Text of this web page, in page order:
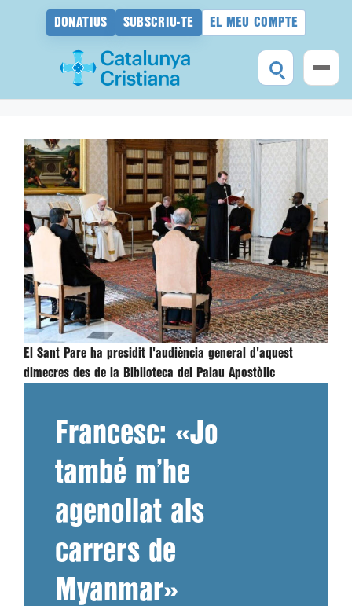
DONATIUS SUBSCRIU-TE EL MEU COMPTE
contingut
El Sant Pare ha presidit l'audiència general d'aquest
dimecres des de la Biblioteca del Palau Apostòlic
Francesc: «Jo
també m’he
agenollat als
carrers de
Myanmar»